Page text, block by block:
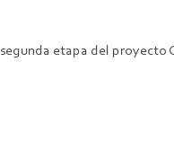
etapa del proyecto